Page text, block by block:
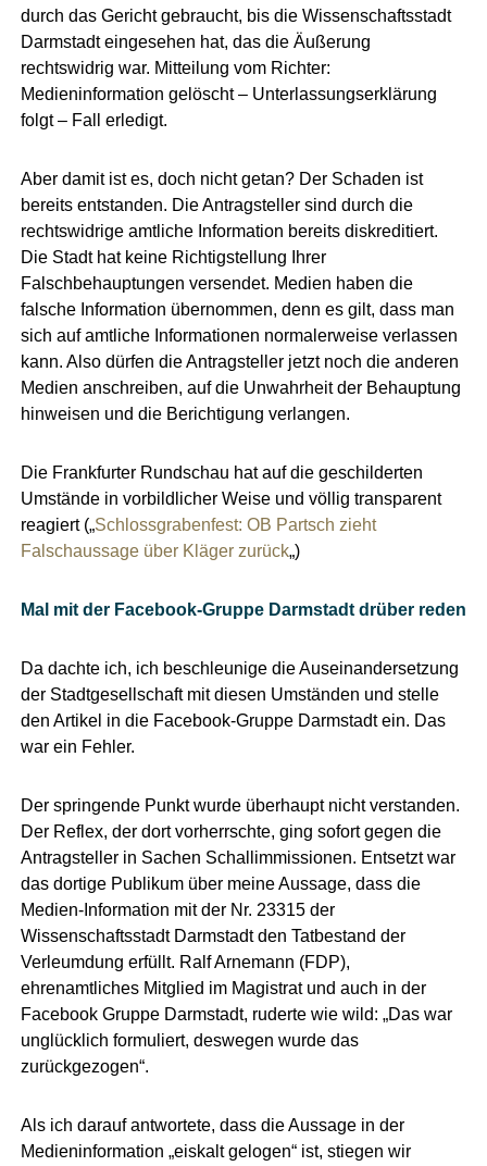
durch das Gericht gebraucht, bis die Wissenschaftsstadt
Darmstadt eingesehen hat, das die Äußerung
rechtswidrig war. Mitteilung vom Richter:
Medieninformation gelöscht – Unterlassungserklärung
folgt – Fall erledigt.
Aber damit ist es, doch nicht getan? Der Schaden ist
bereits entstanden. Die Antragsteller sind durch die
rechtswidrige amtliche Information bereits diskreditiert.
Die Stadt hat keine Richtigstellung Ihrer
Falschbehauptungen versendet. Medien haben die
falsche Information übernommen, denn es gilt, dass man
sich auf amtliche Informationen normalerweise verlassen
kann. Also dürfen die Antragsteller jetzt noch die anderen
Medien anschreiben, auf die Unwahrheit der Behauptung
hinweisen und die Berichtigung verlangen.
Die Frankfurter Rundschau hat auf die geschilderten
Umstände in vorbildlicher Weise und völlig transparent
reagiert („Schlossgrabenfest: OB Partsch zieht
Falschaussage über Kläger zurück„)
Mal mit der Facebook-Gruppe Darmstadt drüber reden
Da dachte ich, ich beschleunige die Auseinandersetzung
der Stadtgesellschaft mit diesen Umständen und stelle
den Artikel in die Facebook-Gruppe Darmstadt ein. Das
war ein Fehler.
Der springende Punkt wurde überhaupt nicht verstanden.
Der Reflex, der dort vorherrschte, ging sofort gegen die
Antragsteller in Sachen Schallimmissionen. Entsetzt war
das dortige Publikum über meine Aussage, dass die
Medien-Information mit der Nr. 23315 der
Wissenschaftsstadt Darmstadt den Tatbestand der
Verleumdung erfüllt. Ralf Arnemann (FDP),
ehrenamtliches Mitglied im Magistrat und auch in der
Facebook Gruppe Darmstadt, ruderte wie wild: „Das war
unglücklich formuliert, deswegen wurde das
zurückgezogen“.
Als ich darauf antwortete, dass die Aussage in der
Medieninformation „eiskalt gelogen“ ist, stiegen wir